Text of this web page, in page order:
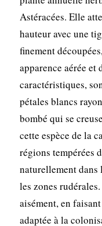
Astéracées. Elle
hauteur avec une
finement
apparence aérée et
caractéristiques,
pétales blancs
bombé qui se
cette espèce de la
régions tempérées
naturellement dans
les zones
aisément, en
adaptée à la